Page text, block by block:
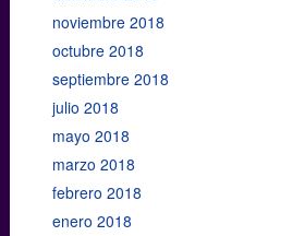
noviembre 2018
octubre 2018
septiembre 2018
julio 2018
mayo 2018
marzo 2018
febrero 2018
enero 2018